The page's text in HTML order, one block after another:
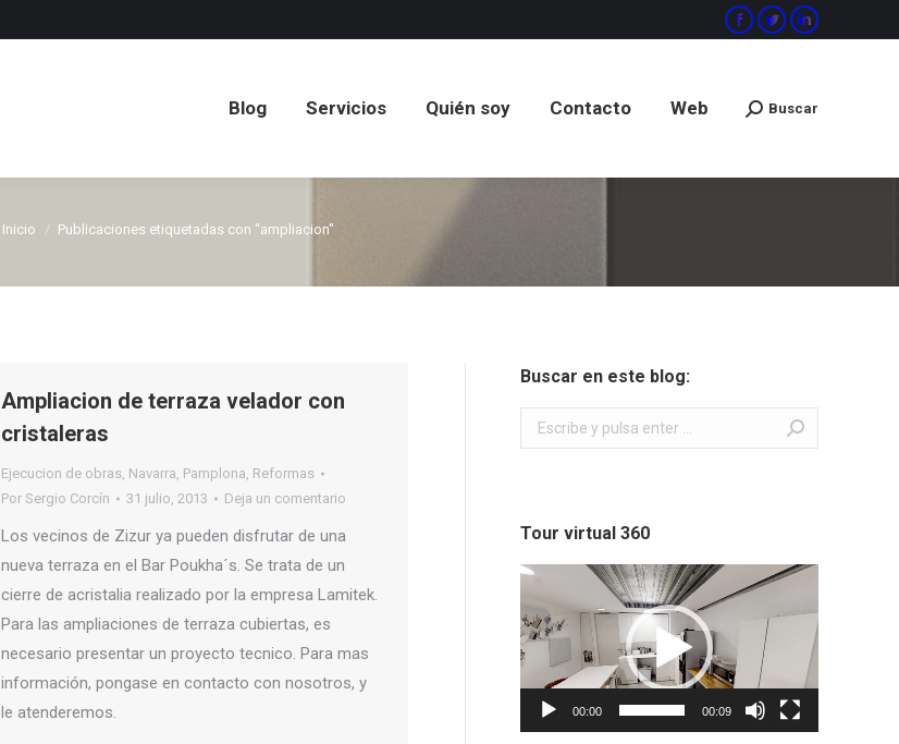
Facebook
TwitterLinkedin
Blog Servicios Quién soy Contacto Web Buscar:
Buscar
Estás aquí:
Inicio Publicaciones etiquetadas con "ampliacion"
Ampliacion de terraza velador con
cristaleras
Ejecucion de obras, Navarra, Pamplona, Reformas
Por Sergio Corcín 31 julio, 2013 Deja un comentario
Los vecinos de Zizur ya pueden disfrutar de una
nueva terraza en el Bar Poukha´s. Se trata de un
cierre de acristalia realizado por la empresa Lamitek.
Para las ampliaciones de terraza cubiertas, es
necesario presentar un proyecto tecnico. Para mas
información, pongase en contacto con nosotros, y
le atenderemos.
Buscar en este blog:
Buscar:
Tour virtual 360
Reproductor
vídeo
00:00 00:09
Blog Servicios Quién soy Contacto Web Buscar:
Buscar